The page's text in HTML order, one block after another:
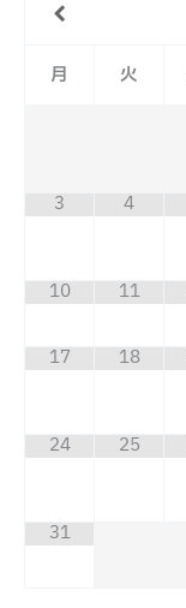
月 火
3 4
10 11
17 18
24 25
31